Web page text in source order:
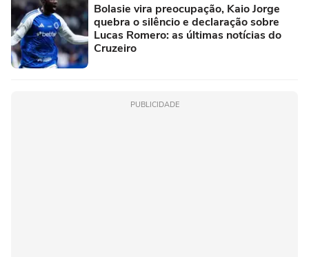
Bolasie vira preocupação, Kaio Jorge
quebra o silêncio e declaração sobre
Lucas Romero: as últimas notícias do
Cruzeiro
PUBLICIDADE